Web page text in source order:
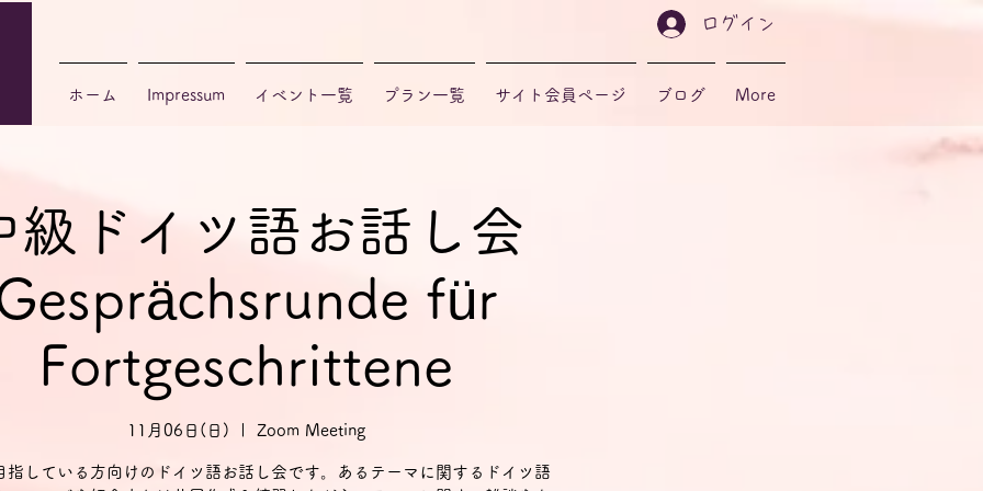
級ドイツ語お話し会
für
Fortgeschrittene
11月06日(日) Zoom Meeting
指している方向けのドイツ語お話し会です。あるテーマに関するドイツ語
ホーム Impressum イベント一覧 プラン一覧 サイト会員ページ ブログ More
ログイン